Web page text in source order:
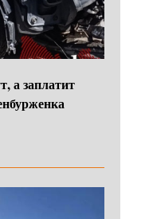
а заплатит